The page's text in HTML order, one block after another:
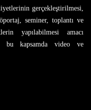
gerçekleştirilmesi,
seminer, toplantı ve
yapılabilmesi amacı
bu kapsamda video ve